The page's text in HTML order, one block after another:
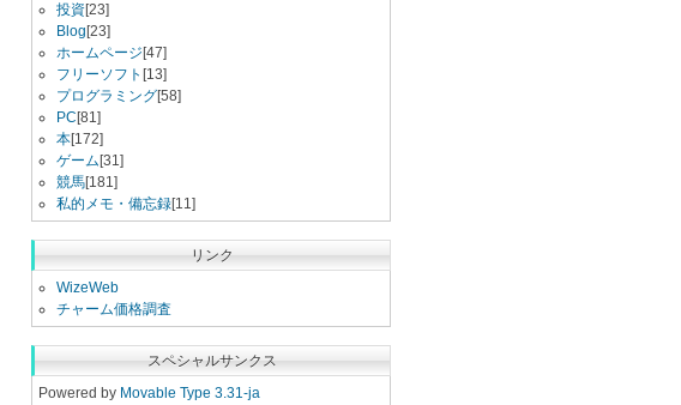
投資[23]
Blog [23]
ホームページ [47]
フリーソフト [13]
プログラミング[58]
PC [81]
本[172]
ゲーム [31]
競馬[181]
私的メモ・備忘録[11]
リンク
WizeWeb
チャーム価格調査
スペシャルサンクス
Powered by Movable Type 3.31-ja